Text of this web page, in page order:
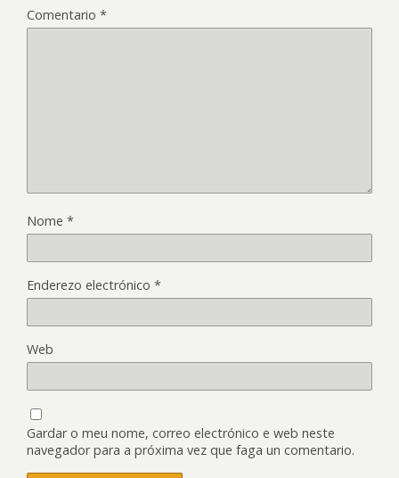
Comentario *
Nome *
Enderezo electrónico *
Web
Gardar o meu nome, correo electrónico e web neste
navegador para a próxima vez que faga un comentario.